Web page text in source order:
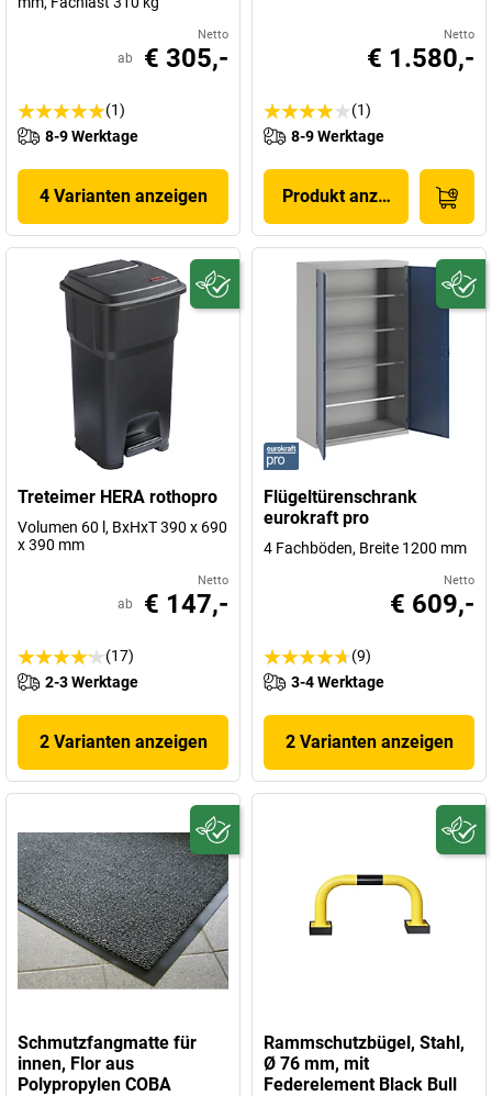
Netto
ab € 305,-
(1)
8-9 Werktage
4 Varianten anzeigen
Netto
€ 1.580,-
(1)
8-9 Werktage
Produkt anzeigen
Treteimer HERA rothopro
Volumen 60 l, BxHxT 390 x 690
x 390 mm
Netto
ab € 147,-
(17)
2-3 Werktage
2 Varianten anzeigen
Flügeltürenschrank
eurokraft pro
4 Fachböden, Breite 1200 mm
Netto
€ 609,-
(9)
3-4 Werktage
2 Varianten anzeigen
Schmutzfangmatte für
innen, Flor aus
Polypropylen COBA
Rammschutzbügel, Stahl,
Ø 76 mm, mit
Federelement Black Bull